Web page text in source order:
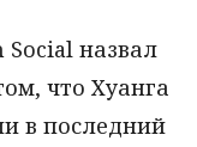
назвал
что Хуанга
в последний